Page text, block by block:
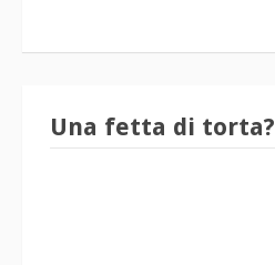
Una fetta di torta?